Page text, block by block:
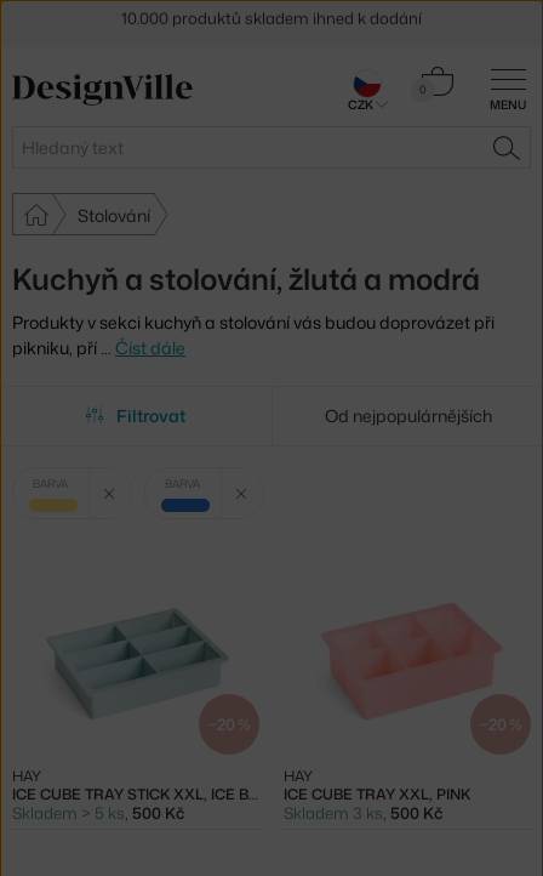
MENU
Hledat
0
Košík
Stolování
Kuchyň a stolování, žlutá a modrá
Produkty v sekci kuchyň a stolování vás budou doprovázet při
pikniku, pří … Číst dále
Filtrovat Od nejpopulárnějších
Vybrané
filtry:
BARVA
žlutá
BARVA
modrá
−20 %
ICE CUBE TRAY STICK XXL, ICE BLUE
HAY
Skladem > 5 ks 500 Kč
−20 %
ICE CUBE TRAY XXL, PINK
HAY
Skladem 3 ks 500 Kč
30 dní na vrácení zbožíCZK